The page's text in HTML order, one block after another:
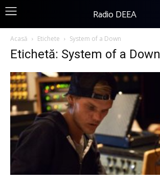
Radio DEEA
Acasă Etichete System of a Down
Etichetă: System of a Down